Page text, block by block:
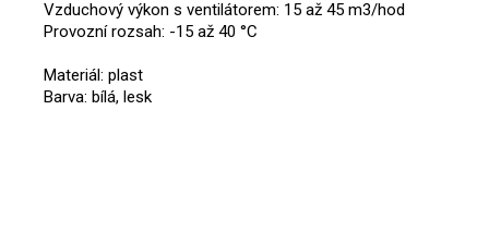
Vzduchový výkon s ventilátorem: 15 až 45 m3/hod
Provozní rozsah: -15 až 40 °C
Materiál: plast
Barva: bílá, lesk